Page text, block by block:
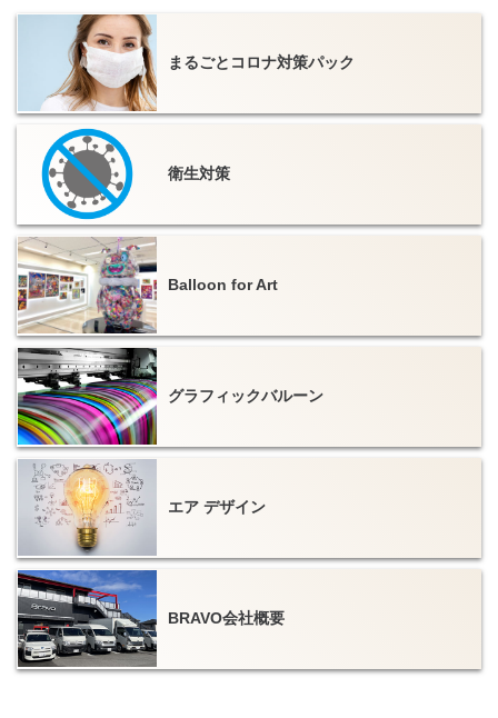
まるごとコロナ対策パック
衛生対策
Balloon for Art
グラフィックバルーン
エア デザイン
BRAVO会社概要